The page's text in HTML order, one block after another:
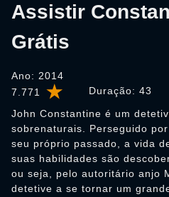
7.771 Duração: 43
Assistir
Grátis
Ano: 2014
John Constantine é um
sobrenaturais. Perseguido
seu próprio passado, a vida
suas habilidades são
ou seja, pelo autoritário anjo
detetive a se tornar um